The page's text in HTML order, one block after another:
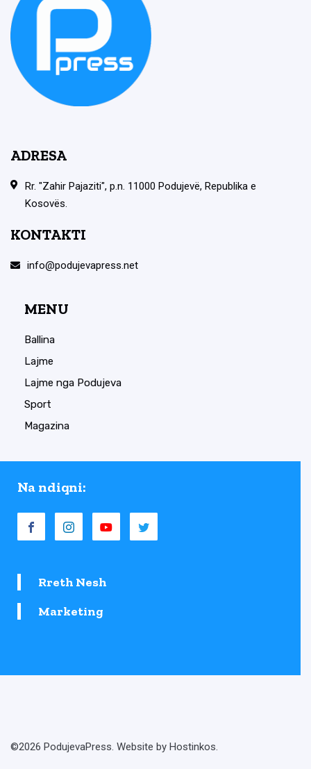
ADRESA
Rr. "Zahir Pajaziti", p.n. 11000 Podujevë, Republika e
Kosovës.
KONTAKTI
info@podujevapress.net
MENU
Ballina
Lajme
Lajme nga Podujeva
Sport
Magazina
Na ndiqni:
Rreth Nesh
Marketing
©2026 PodujevaPress. Website by Hostinkos.